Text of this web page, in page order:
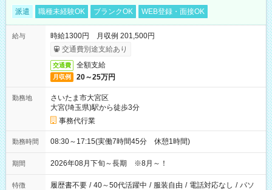
派遣 職種未経験OK ブランクOK WEB登録・面接OK
給与
時給1300円 月収例 201,500円
交通費別途支給あり
交通費 全額支給
月収例 20～25万円
勤務地
さいたま市大宮区
大宮(埼玉県)駅から徒歩3分
事務代行業
勤務時間 08:30～17:15(実働7時間45分 休憩1時間)
期間 2026年08月下旬～長期 ※8月～！
特徴 履歴書不要 / 40～50代活躍中 / 服装自由 / 電話対応なし / パソ